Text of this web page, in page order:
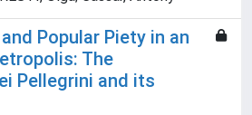
Popular Piety in an
The
Pellegrini and its